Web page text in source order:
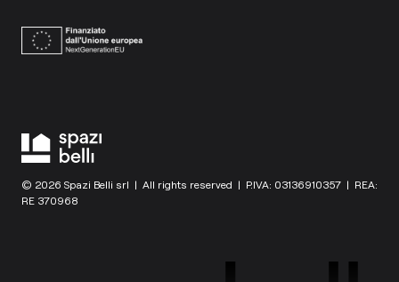
© 2026 Spazi Belli srl | All rights reserved | P.IVA: 03136910357 | REA:
RE 370968